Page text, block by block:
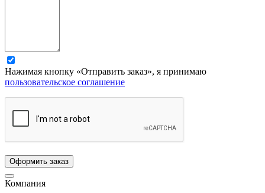
Нажимая кнопку «Отправить заказ», я принимаю
пользовательское соглашение
Компания